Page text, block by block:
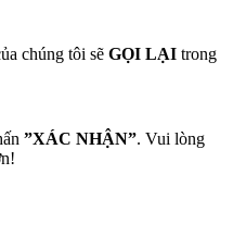
chúng tôi sẽ GỌI LẠI trong
”XÁC NHẬN”. Vui lòng